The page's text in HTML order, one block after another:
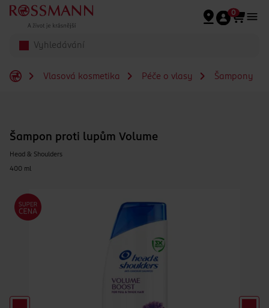
Přeskočit na hlavmní obsah
0
Vlasová kosmetika Péče o vlasy Šampony
Šampon proti lupům Volume
Head & Shoulders
400 ml